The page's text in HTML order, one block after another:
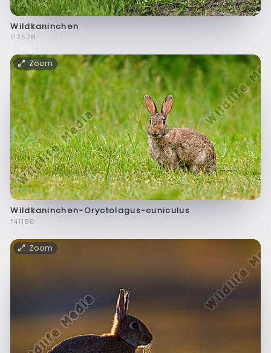
Wildkaninchen
f13528
Zoom
Wildkaninchen-Oryctolagus-cuniculus
f41180
Zoom